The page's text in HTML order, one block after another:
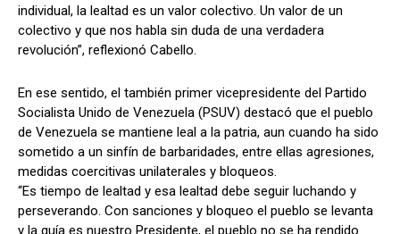
individual, la lealtad es un valor colectivo. Un valor de un
colectivo y que nos habla sin duda de una verdadera
revolución”, reflexionó Cabello.
En ese sentido, el también primer vicepresidente del Partido
Socialista Unido de Venezuela (PSUV) destacó que el pueblo
de Venezuela se mantiene leal a la patria, aun cuando ha sido
sometido a un sinfín de barbaridades, entre ellas agresiones,
medidas coercitivas unilaterales y bloqueos.
“Es tiempo de lealtad y esa lealtad debe seguir luchando y
perseverando. Con sanciones y bloqueo el pueblo se levanta
y la guía es nuestro Presidente, el pueblo no se ha rendido